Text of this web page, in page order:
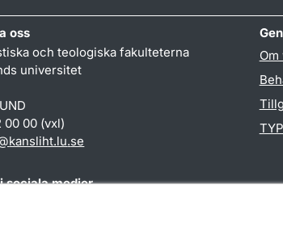
oss
och teologiska fakulteterna
universitet
00 00 (vxl)
kansliht.lu.se
sociala medier